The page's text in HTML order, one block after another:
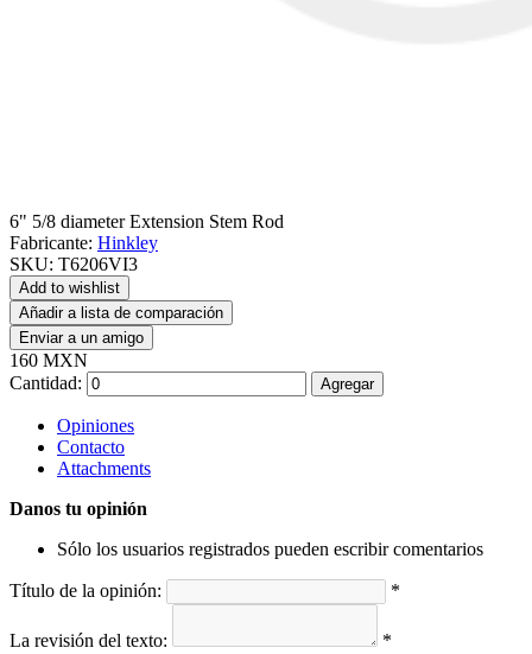
6" 5/8 diameter Extension Stem Rod
Fabricante: Hinkley
SKU: T6206VI3
Add to wishlist
Añadir a lista de comparación
Enviar a un amigo
160 MXN
Cantidad:
Agregar
Opiniones
Contacto
Attachments
Danos tu opinión
Sólo los usuarios registrados pueden escribir comentarios
Título de la opinión: *
La revisión del texto:
*